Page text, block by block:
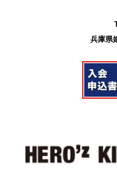
兵庫県